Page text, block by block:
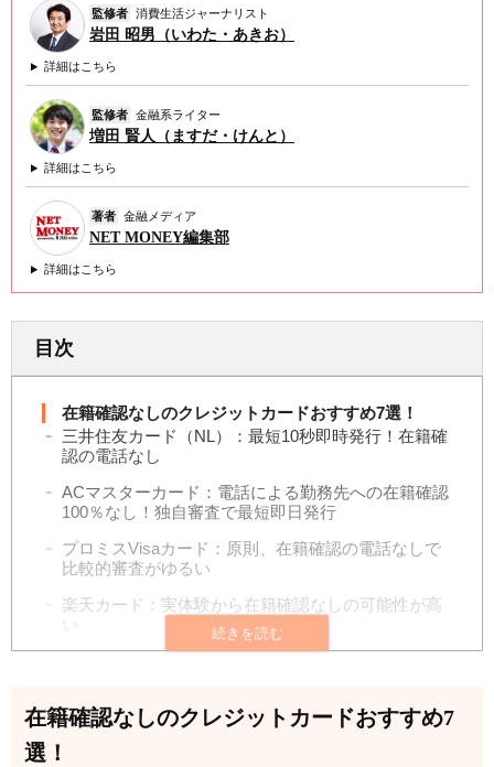
監修者 消費生活ジャーナリスト
岩田 昭男（いわた・あきお）
詳細はこちら
監修者 金融系ライター
増田 賢人（ますだ・けんと）
詳細はこちら
著者 金融メディア
NET MONEY編集部
詳細はこちら
目次
在籍確認なしのクレジットカードおすすめ7選！
三井住友カード（NL）：最短10秒即時発行！在籍確
認の電話なし
ACマスターカード：電話による勤務先への在籍確認
100％なし！独自審査で最短即日発行
プロミスVisaカード：原則、在籍確認の電話なしで
比較的審査がゆるい
楽天カード：実体験から在籍確認なしの可能性が高
Nudgeカードは公式に電話確認なしを明記！AIを用
在籍確認なしのクレジットカードおすすめ7
選！